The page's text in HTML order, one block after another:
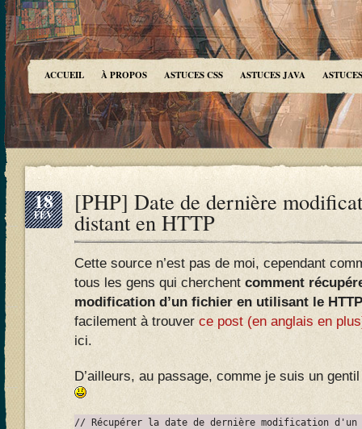
ACCUEIL À PROPOS ASTUCES CSS ASTUCES JAVA
18
FÉV [PHP] Date de dernière
distant en HTTP
Cette source n’est pas de moi, cependant
tous les gens qui cherchent comment
modification d’un fichier en utilisant le
facilement à trouver ce post (en anglais en
ici.
D’ailleurs, au passage, comme je suis un
// Récupérer la date de dernière modification